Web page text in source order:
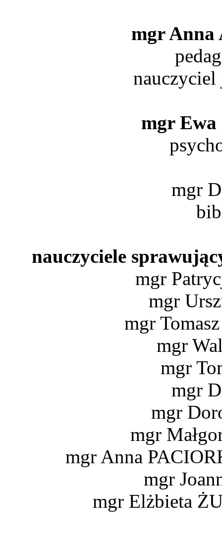
mgr Anna
mgr
mgr
nauczyciele
mgr
mgr
mgr
mgr
mgr
mgr
mgr
mgr
mgr Anna
mgr
mgr Elżbieta